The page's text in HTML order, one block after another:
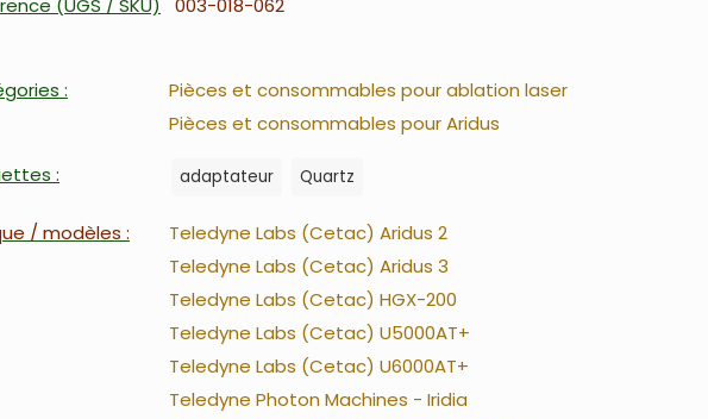
(UGS / SKU)
003-018-062
:
Pièces et consommables pour ablation laser
Pièces et consommables pour Aridus
: adaptateur Quartz
/ modèles :
Teledyne Labs (Cetac) Aridus 2
Teledyne Labs (Cetac) Aridus 3
Teledyne Labs (Cetac) HGX-200
Teledyne Labs (Cetac) U5000AT+
Teledyne Labs (Cetac) U6000AT+
Teledyne Photon Machines - Iridia